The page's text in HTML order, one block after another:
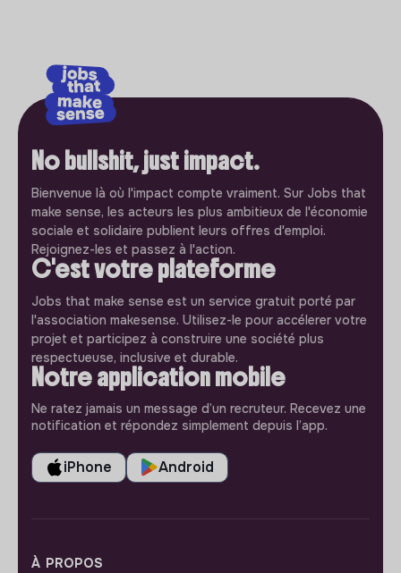
No bullshit, just impact.
Bienvenue là où l'impact compte vraiment. Sur Jobs that
make sense, les acteurs les plus ambitieux de l'économie
sociale et solidaire publient leurs offres d'emploi.
Rejoignez-les et passez à l'action.
C'est votre plateforme
Jobs that make sense est un service gratuit porté par
l'association makesense. Utilisez-le pour accélerer votre
projet et participez à construire une société plus
respectueuse, inclusive et durable.
Notre application mobile
Ne ratez jamais un message d’un recruteur. Recevez une
notification et répondez simplement depuis l’app.
iPhone Android
À PROPOS